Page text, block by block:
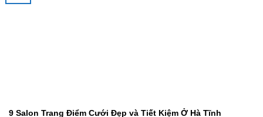
9 Salon Trang Điểm Cưới Đẹp và Tiết Kiệm Ở Hà Tĩnh